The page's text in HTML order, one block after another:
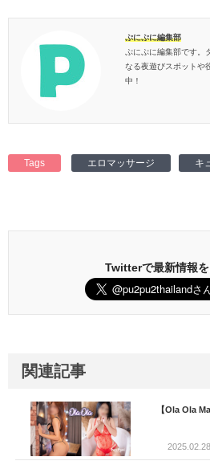
ぷにぷに編集部
ぷにぷに編集部です。
なる夜遊びスポットや
中！
Tags エロマッサージ キ
Twitterで最新情報を
関連記事
【Ola Ola
2025.02.28